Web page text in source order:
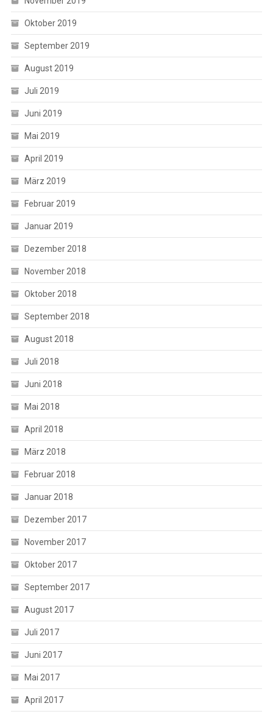
Oktober 2019
September 2019
August 2019
Juli 2019
Juni 2019
Mai 2019
April 2019
März 2019
Februar 2019
Januar 2019
Dezember 2018
November 2018
Oktober 2018
September 2018
August 2018
Juli 2018
Juni 2018
Mai 2018
April 2018
März 2018
Februar 2018
Januar 2018
Dezember 2017
November 2017
Oktober 2017
September 2017
August 2017
Juli 2017
Juni 2017
Mai 2017
April 2017